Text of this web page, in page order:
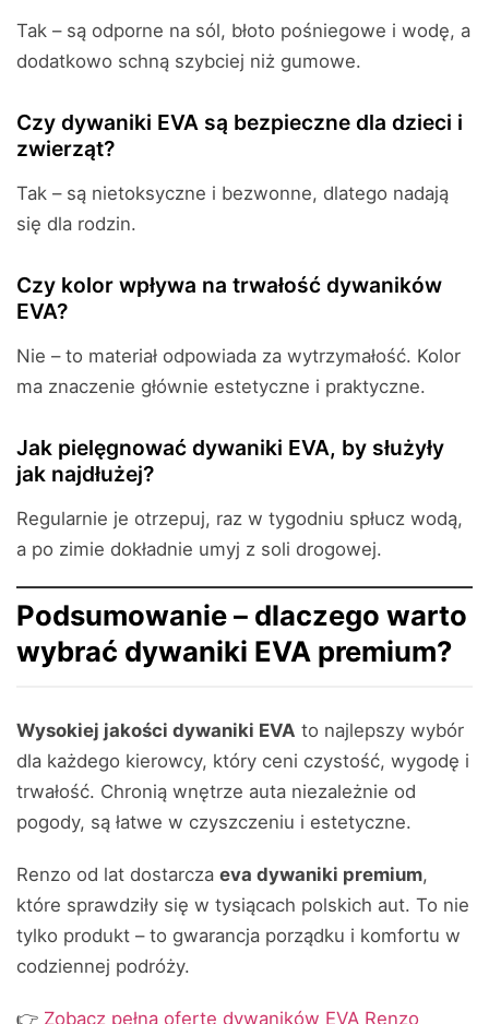
Tak – są odporne na sól, błoto pośniegowe i wodę, a
dodatkowo schną szybciej niż gumowe.
Czy dywaniki EVA są bezpieczne dla dzieci i
zwierząt?
Tak – są nietoksyczne i bezwonne, dlatego nadają
się dla rodzin.
Czy kolor wpływa na trwałość dywaników
EVA?
Nie – to materiał odpowiada za wytrzymałość. Kolor
ma znaczenie głównie estetyczne i praktyczne.
Jak pielęgnować dywaniki EVA, by służyły
jak najdłużej?
Regularnie je otrzepuj, raz w tygodniu spłucz wodą,
a po zimie dokładnie umyj z soli drogowej.
Podsumowanie – dlaczego warto
wybrać dywaniki EVA premium?
Wysokiej jakości dywaniki EVA to najlepszy wybór
dla każdego kierowcy, który ceni czystość, wygodę i
trwałość. Chronią wnętrze auta niezależnie od
pogody, są łatwe w czyszczeniu i estetyczne.
Renzo od lat dostarcza eva dywaniki premium,
które sprawdziły się w tysiącach polskich aut. To nie
tylko produkt – to gwarancja porządku i komfortu w
codziennej podróży.
👉 Zobacz pełną ofertę dywaników EVA Renzo